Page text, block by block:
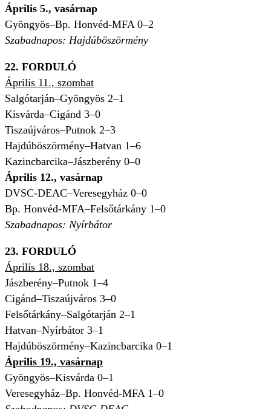
Április 5., vasárnap
Gyöngyös–Bp. Honvéd-MFA 0–2
Szabadnapos: Hajdúböszörmény
22. FORDULÓ
Április 11., szombat
Salgótarján–Gyöngyös 2–1
Kisvárda–Cigánd 3–0
Tiszaújváros–Putnok 2–3
Hajdúböszörmény–Hatvan 1–6
Kazincbarcika–Jászberény 0–0
Április 12., vasárnap
DVSC-DEAC–Veresegyház 0–0
Bp. Honvéd-MFA–Felsőtárkány 1–0
Szabadnapos: Nyírbátor
23. FORDULÓ
Április 18., szombat
Jászberény–Putnok 1–4
Cigánd–Tiszaújváros 3–0
Felsőtárkány–Salgótarján 2–1
Hatvan–Nyírbátor 3–1
Hajdúböszörmény–Kazincbarcika 0–1
Április 19., vasárnap
Gyöngyös–Kisvárda 0–1
Veresegyház–Bp. Honvéd-MFA 1–0